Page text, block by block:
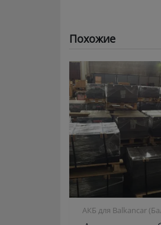
Похожие
АКБ для Balkanсar